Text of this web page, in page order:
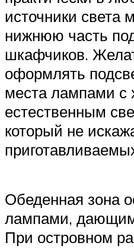
источники света
нижнюю часть
шкафчиков.
оформлять
места лампами с
естественным
который не
Обеденная зона
лампами,
При островном